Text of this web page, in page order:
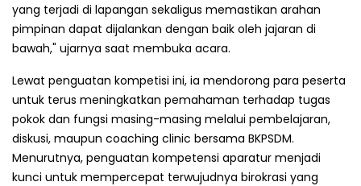
yang terjadi di lapangan sekaligus memastikan arahan
pimpinan dapat dijalankan dengan baik oleh jajaran di
bawah," ujarnya saat membuka acara.
Lewat penguatan kompetisi ini, ia mendorong para peserta
untuk terus meningkatkan pemahaman terhadap tugas
pokok dan fungsi masing-masing melalui pembelajaran,
diskusi, maupun coaching clinic bersama BKPSDM.
Menurutnya, penguatan kompetensi aparatur menjadi
kunci untuk mempercepat terwujudnya birokrasi yang